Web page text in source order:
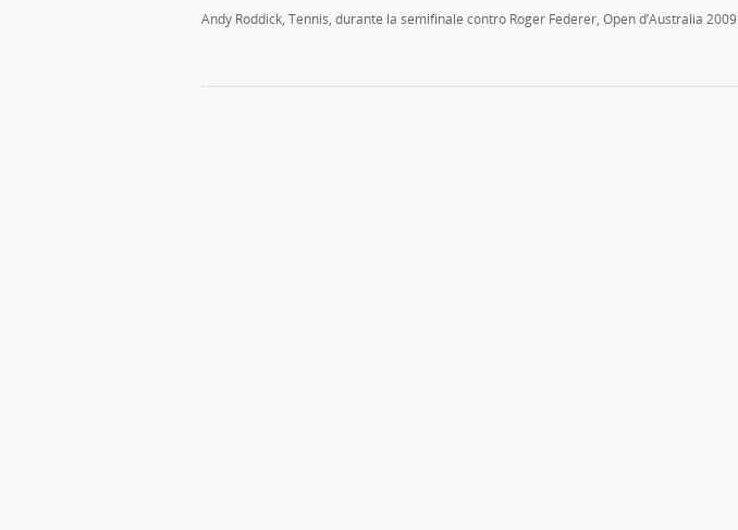
Andy Roddick, Tennis, durante la semifinale contro Roger Federer, Open d’Australia 2009